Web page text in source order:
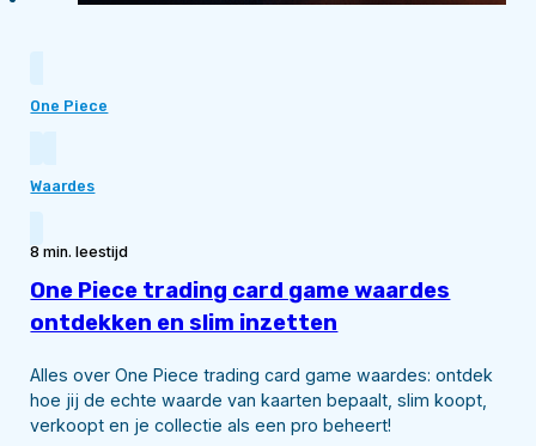
One Piece
Waardes
8 min. leestijd
One Piece trading card game waardes
ontdekken en slim inzetten
Alles over One Piece trading card game waardes: ontdek
hoe jij de echte waarde van kaarten bepaalt, slim koopt,
verkoopt en je collectie als een pro beheert!